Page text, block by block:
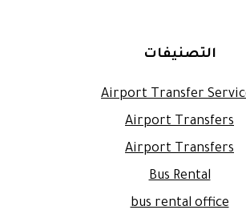
التصنيفات
Airport Transfer
Airport Transfers
Airport Transfers
Bus Rental
bus rental office